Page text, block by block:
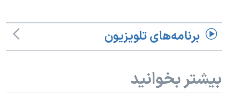
برنامه‌های تلویزیون
بیشتر بخوانید